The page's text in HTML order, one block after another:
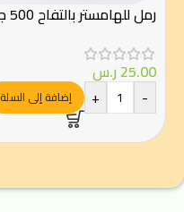
رمل للهامستر بالتفاح 500 جرام
25.00ر.س
-
+ إضافة إلى السلة